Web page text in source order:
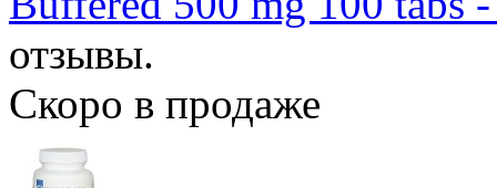
отзывы.
Скоро в продаже